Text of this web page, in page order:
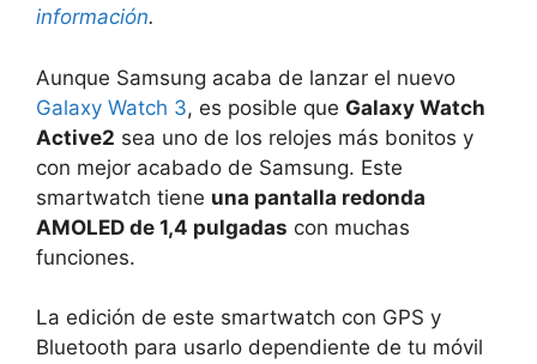
información.
Aunque Samsung acaba de lanzar el nuevo
Galaxy Watch 3, es posible que Galaxy Watch
Active2 sea uno de los relojes más bonitos y
con mejor acabado de Samsung. Este
smartwatch tiene una pantalla redonda
AMOLED de 1,4 pulgadas con muchas
funciones.
La edición de este smartwatch con GPS y
Bluetooth para usarlo dependiente de tu móvil